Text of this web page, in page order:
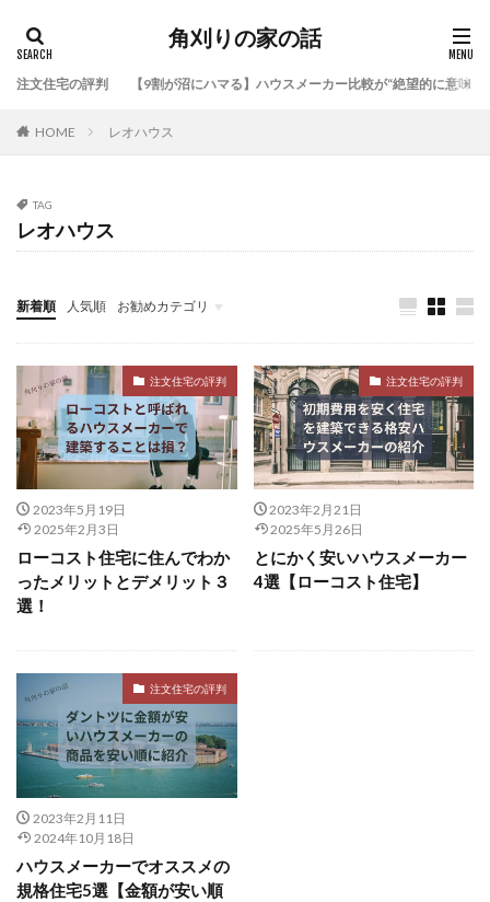
角刈りの家の話
注文住宅の評判 【9割が沼にハマる】ハウスメーカー比較が“絶望的に意味
HOME レオハウス
TAG
レオハウス
新着順 人気順 お勧めカテゴリ
注文住宅の評判
デイトレ
注文住宅の評判
2023年5月19日
2025年2月3日
ローコスト住宅に住んでわか
ったメリットとデメリット３
選！
注文住宅の評判
2023年2月21日
2025年5月26日
とにかく安いハウスメーカー
4選【ローコスト住宅】
注文住宅の評判
2023年2月11日
2024年10月18日
ハウスメーカーでオススメの
規格住宅5選【金額が安い順